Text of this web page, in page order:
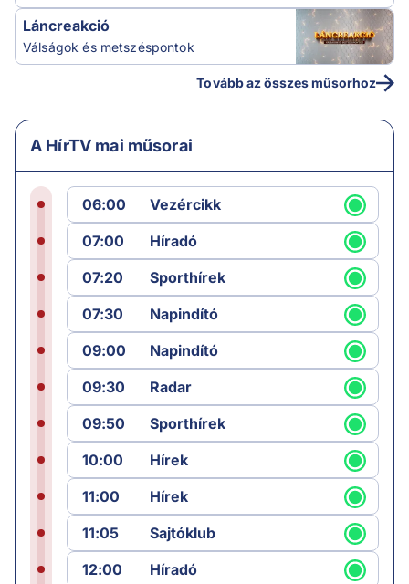
Láncreakció
Válságok és metszéspontok
Tovább az összes műsorhoz
A HírTV mai műsorai
06:00
Vezércikk
07:00
Híradó
07:20
Sporthírek
07:30
Napindító
09:00
Napindító
09:30
Radar
09:50
Sporthírek
10:00
Hírek
11:00
Hírek
11:05
Sajtóklub
12:00
Híradó